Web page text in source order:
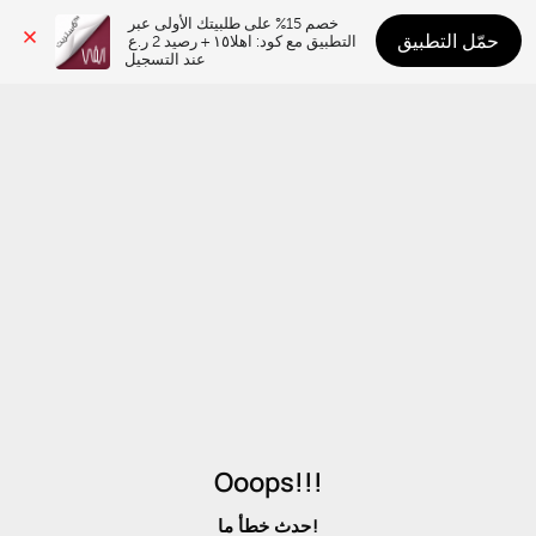
عند التسجيل
حمّل التطبيق
Ooops!!!
حدث خطأ ما!